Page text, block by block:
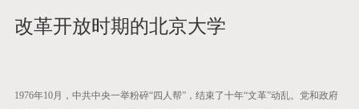
改革开放时期的北京大学
1976年10月，中共中央一举粉碎“四人帮”，结束了十年“文革”动乱。党和政府